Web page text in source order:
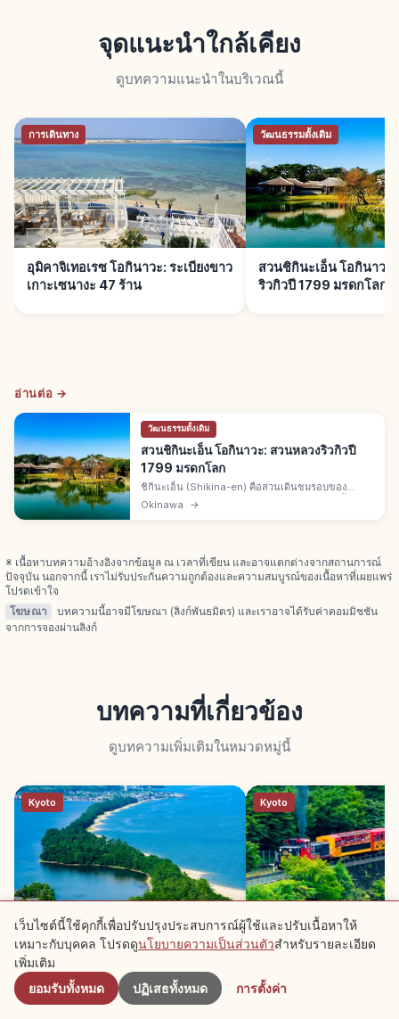
จุดแนะนำใกล้เคียง
ดูบทความแนะนำในบริเวณนี้
การเดินทาง
อุมิคาจิเทอเรซ โอกินาวะ: ระเบียงขาว
เกาะเซนางะ 47 ร้าน
วัฒนธรรมดั้งเดิม
สวนชิกินะเอ็น โอกินาวะ:
ริวกิวปี 1799 มรดกโลก
อ่านต่อ →
วัฒนธรรมดั้งเดิม
สวนชิกินะเอ็น โอกินาวะ: สวนหลวงริวกิวปี
1799 มรดกโลก
ชิกินะเอ็น (Shikina-en) คือสวนเดินชมรอบของ
ราชวงศ์ริวกิวที่นาฮะ จ.โอกินาวะ สร้างปี 1799 พื้นที่
Okinawa →
※ เนื้อหาบทความอ้างอิงจากข้อมูล ณ เวลาที่เขียน และอาจแตกต่างจากสถานการณ์
ปัจจุบัน นอกจากนี้ เราไม่รับประกันความถูกต้องและความสมบูรณ์ของเนื้อหาที่เผยแพร่
โปรดเข้าใจ
โฆษณา
บทความนี้อาจมีโฆษณา (ลิงก์พันธมิตร) และเราอาจได้รับค่าคอมมิชชัน
จากการจองผ่านลิงก์
บทความที่เกี่ยวข้อง
ดูบทความเพิ่มเติมในหมวดหมู่นี้
Kyoto
อามาโนะฮาชิดาเตะ เกียวโต: 1 ใน 3
วิวดัง สันดอน 3.6 กม.
Kyoto
รถไฟโทโรคโคซากาโนะ
เขาโฮซุ 7.3 กม. เปิดปี
ใกล้เคียง
เว็บไซต์นี้ใช้คุกกี้เพื่อปรับปรุงประสบการณ์ผู้ใช้และปรับเนื้อหาให้
เหมาะกับบุคคล โปรดดูนโยบายความเป็นส่วนตัวสำหรับรายละเอียด
เพิ่มเติม
ยอมรับทั้งหมด
ปฏิเสธทั้งหมด การตั้งค่า